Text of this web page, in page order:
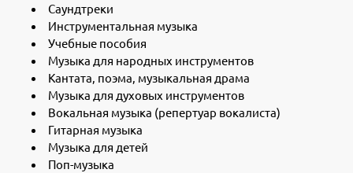
Саундтреки
Инструментальная музыка
Учебные пособия
Музыка для народных инструментов
Кантата, поэма, музыкальная драма
Музыка для духовых инструментов
Вокальная музыка (репертуар вокалиста)
Гитарная музыка
Музыка для детей
Поп-музыка